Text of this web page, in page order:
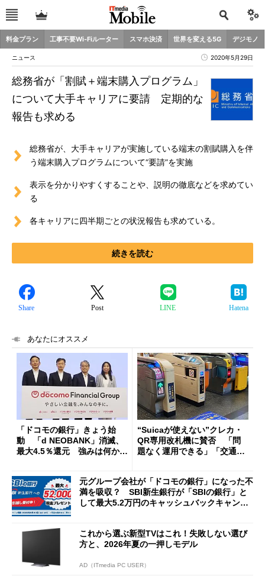
料金プラン 工事不要Wi-Fiルーター スマホ決済 世界を変える5G デジモノ
ニュース 2020年5月29日
総務省が「割賦＋端末購入プログラム」
について大手キャリアに要請 定期的な
報告も求める
総務省が、大手キャリアが実施している端末の割賦購入を伴
う端末購入プログラムについて“要請”を実施
表示を分かりやすくすることや、説明の徹底などを求めてい
る
各キャリアに四半期ごとの状況報告も求めている。
続きを読む
Share Post LINE Hatena
あなたにオススメ
「ドコモの銀行」きょう始
動 「d NEOBANK」消滅、
最大4.5％還元 強みは何か解
“Suicaが使えない”クレカ・
QR専用改札機に賛否 「問
題なく運用できる」「交通系I
元グループ会社が「ドコモの銀行」になった不
満を吸収？ SBI新生銀行が「SBIの銀行」と
して最大5.2万円のキャッシュバックキャンペ
これから選ぶ新型TVはこれ！失敗しない選び
方と、2026年夏の一押しモデル
AD（ITmedia PC USER）